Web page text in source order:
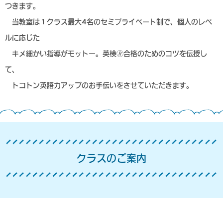
つきます。
当教室は１クラス最大4名のセミプライベート制で、個人のレベ
ルに応じた
キメ細かい指導がモットー。英検🄬合格のためのコツを伝授し
て、
トコトン英語力アップのお手伝いをさせていただきます。
クラスのご案内